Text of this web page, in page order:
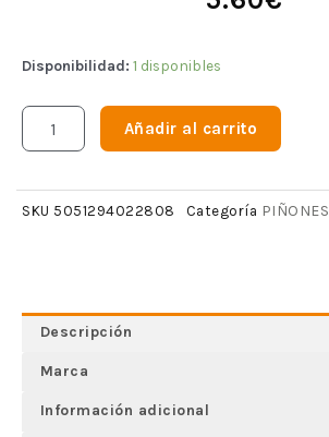
Disponibilidad: 1 disponibles
Añadir al carrito
SKU 5051294022808 Categoría PIÑONES
Descripción
Marca
Información adicional